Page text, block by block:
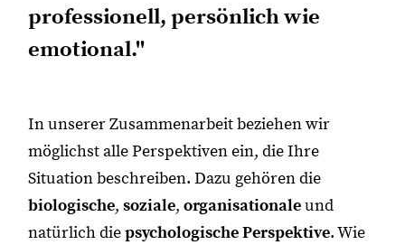
professionell, persönlich wie
emotional."
In unserer Zusammenarbeit beziehen wir
möglichst alle Perspektiven ein, die Ihre
Situation beschreiben. Dazu gehören die
biologische,soziale,organisationaleund
natürlich diepsychologische Perspektive. Wie